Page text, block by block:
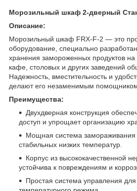
Морозильный шкаф 2-дверный
Описание:
Морозильный шкаф FRX-F-2 — это
оборудование, специально
хранения замороженных продуктов на
кафе, столовых и других заведений
Надежность, вместительность и
делают его незаменимым помощником
Преимущества:
Двухдверная конструкция
доступ и упрощает организацию
Мощная система
стабильных низких температур.
Корпус из высококачественной
устойчива к повреждениям и
Простая система управления для